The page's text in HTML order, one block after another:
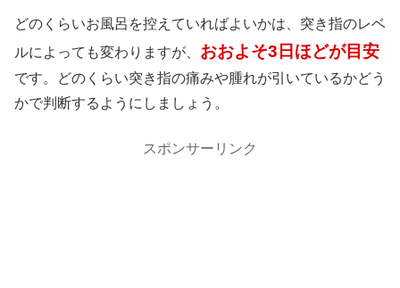
どのくらいお風呂を控えていればよいかは、突き指のレベ
ルによっても変わりますが、 おおよそ3日ほどが目安
です。どのくらい突き指の痛みや腫れが引いているかどう
かで判断するようにしましょう。
スポンサーリンク